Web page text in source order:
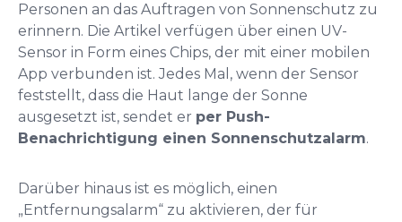
Personen an das Auftragen von Sonnenschutz zu
erinnern. Die Artikel verfügen über einen UV-
Sensor in Form eines Chips, der mit einer mobilen
App verbunden ist. Jedes Mal, wenn der Sensor
feststellt, dass die Haut lange der Sonne
ausgesetzt ist, sendet er per Push-
Benachrichtigung einen Sonnenschutzalarm.
Darüber hinaus ist es möglich, einen
„Entfernungsalarm“ zu aktivieren, der für